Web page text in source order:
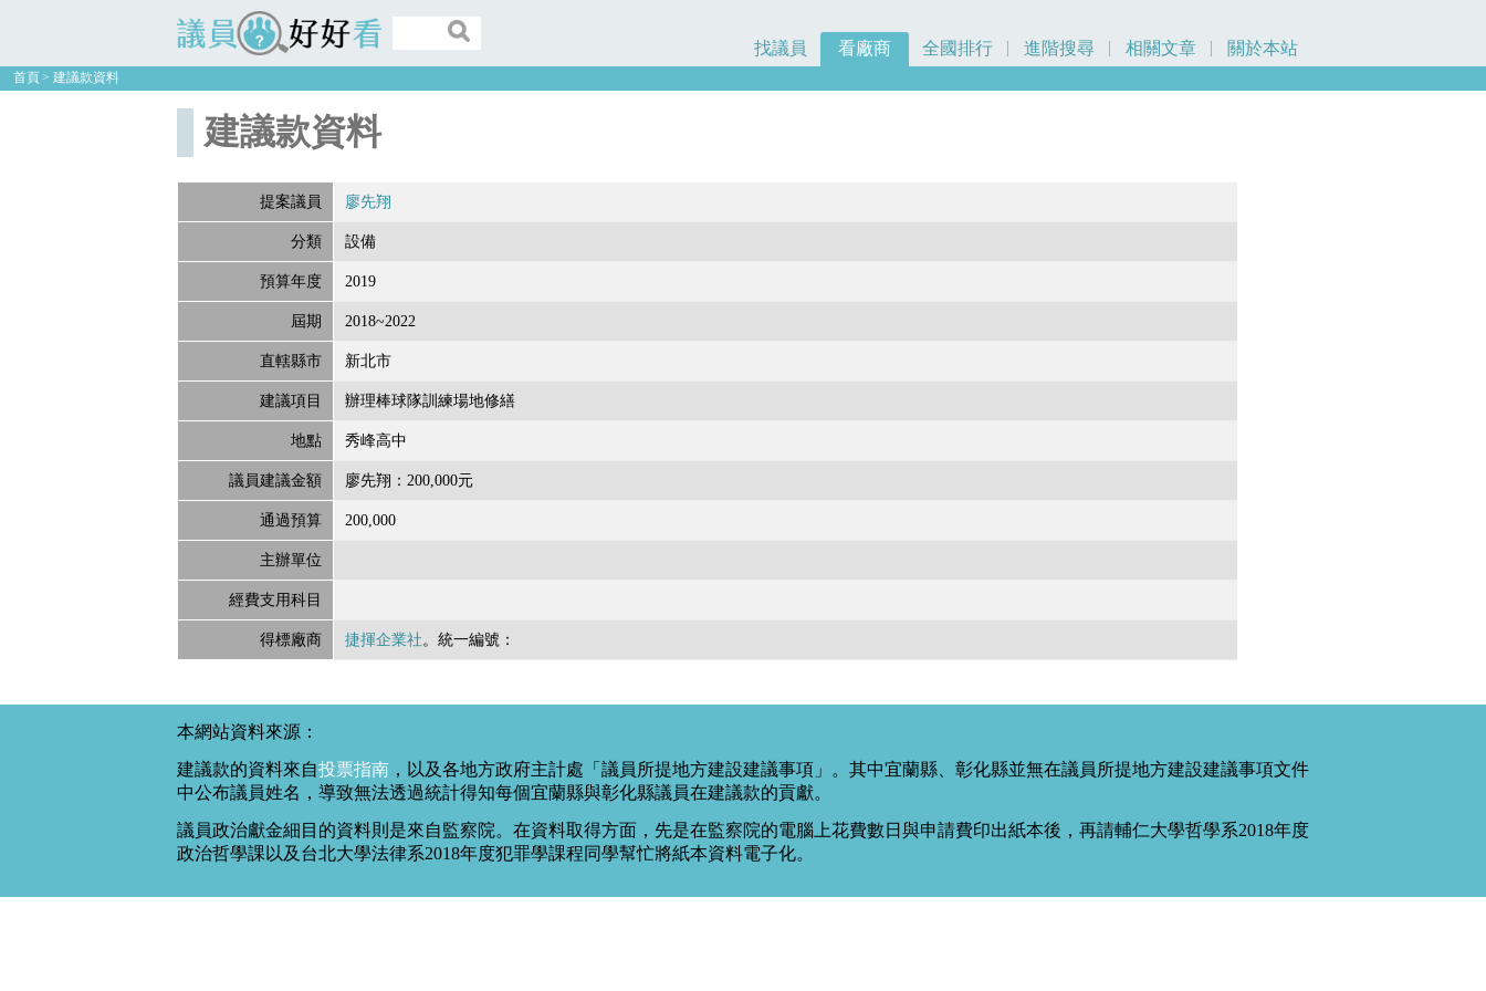
議員好好看
找議員 看廠商 全國排行 進階搜尋 相關文章 關於本站
首頁 建議款資料
建議款資料
提案議員 廖先翔
分類 設備
預算年度 2019
屆期 2018~2022
直轄縣市 新北市
建議項目 辦理棒球隊訓練場地修繕
地點 秀峰高中
議員建議金額 廖先翔：200,000元
通過預算 200,000
主辦單位
經費支用科目
得標廠商 捷揮企業社。統一編號：
本網站資料來源：
建議款的資料來自投票指南 ，以及各地方政府主計處「議員所提地方建設建議事項」。其中宜蘭縣、彰化縣並無在議員所提地方建設建議事項文件
中公布議員姓名，導致無法透過統計得知每個宜蘭縣與彰化縣議員在建議款的貢獻。
議員政治獻金細目的資料則是來自監察院。在資料取得方面，先是在監察院的電腦上花費數日與申請費印出紙本後，再請輔仁大學哲學系2018年度
政治哲學課以及台北大學法律系2018年度犯罪學課程同學幫忙將紙本資料電子化。